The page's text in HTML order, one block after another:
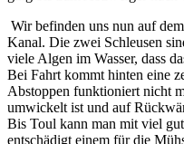
Wir befinden uns nun auf
Kanal. Die zwei Schleusen
viele Algen im Wasser, dass
Bei Fahrt kommt hinten eine
Abstoppen funktioniert nicht
umwickelt ist und auf
Bis Toul kann man mit viel
entschädigt einem für die